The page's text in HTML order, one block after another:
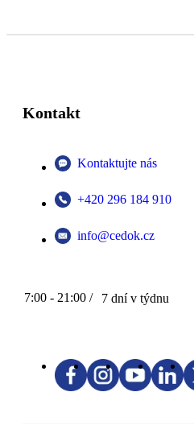
Kontakt
Kontaktujte nás
+420 296 184 910
info@cedok.cz
7:00 - 21:00 / 7 dní v týdnu